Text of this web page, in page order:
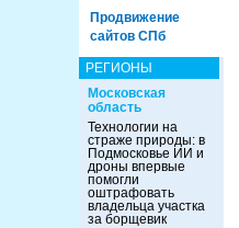
Продвижение
сайтов СПб
РЕГИОНЫ
Московская
область
Технологии на
страже природы: в
Подмосковье ИИ и
дроны впервые
помогли
оштрафовать
владельца участка
за борщевик